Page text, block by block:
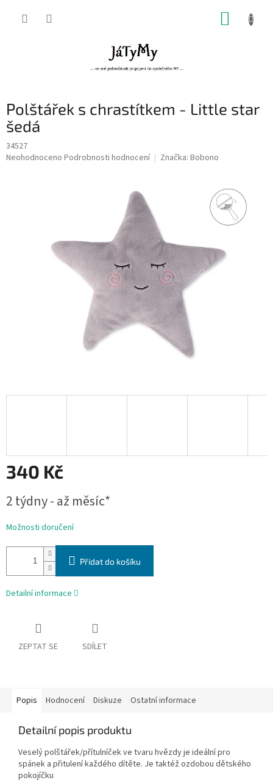
Polštářek s chrastítkem - Little star
šedá
34527
Průměrné
Neohodnoceno Podrobnosti hodnocení Značka: Bobono
340 Kč
cena:
2 týdny - až měsíc*
Možnosti doručení
Přidat do košíku
Detailní informace
ZEPTAT SE SDÍLET
Popis Hodnocení Diskuze Ostatní informace
Detailní popis produktu
Veselý polštářek/přítulníček ve tvaru hvězdy je ideální pro
spánek a přitulení každého dítěte. Je taktéž ozdobou dětského
pokojíčku